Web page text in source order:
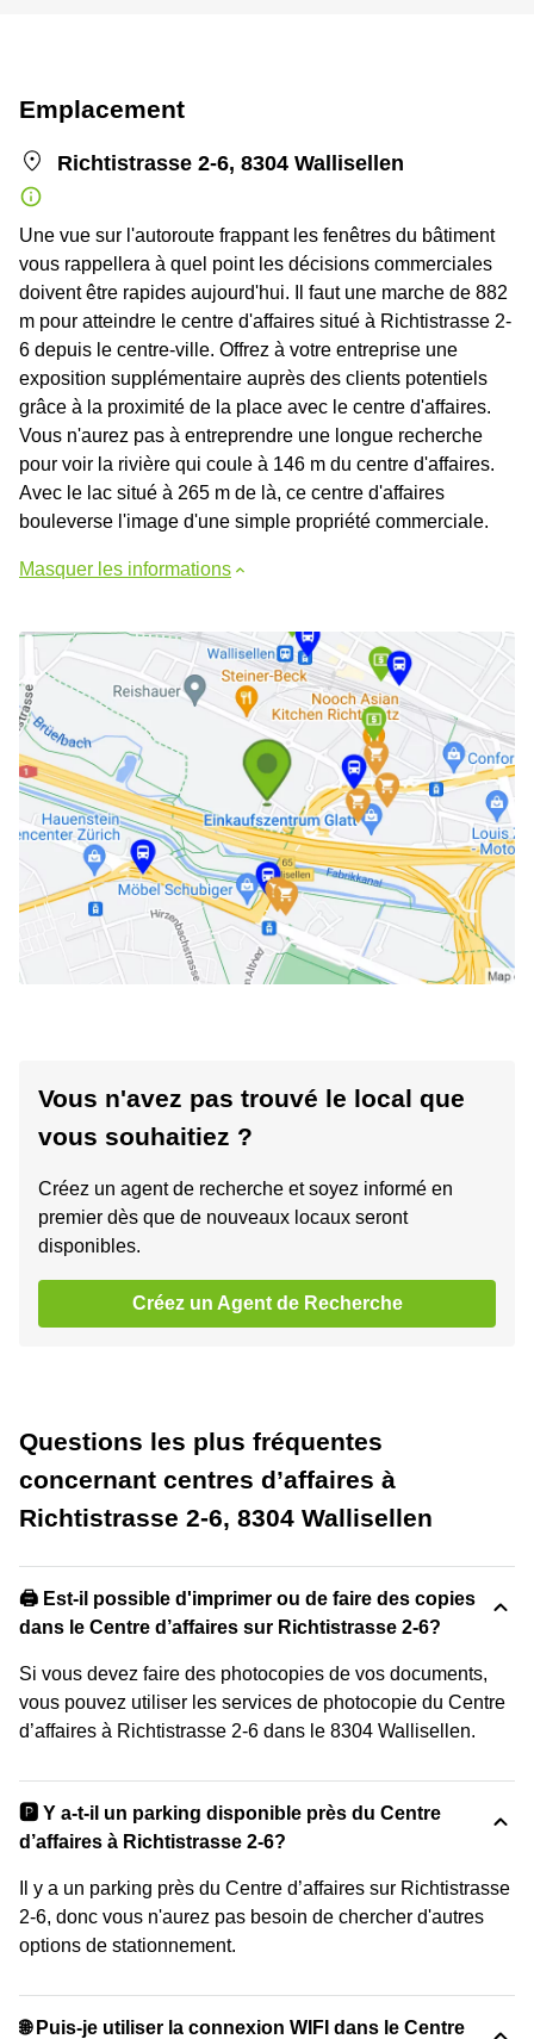
Emplacement
Richtistrasse 2-6, 8304 Wallisellen
Une vue sur l'autoroute frappant les fenêtres du bâtiment
vous rappellera à quel point les décisions commerciales
doivent être rapides aujourd'hui. Il faut une marche de 882
m pour atteindre le centre d'affaires situé à Richtistrasse 2-
6 depuis le centre-ville. Offrez à votre entreprise une
exposition supplémentaire auprès des clients potentiels
grâce à la proximité de la place avec le centre d'affaires.
Vous n'aurez pas à entreprendre une longue recherche
pour voir la rivière qui coule à 146 m du centre d'affaires.
Avec le lac situé à 265 m de là, ce centre d'affaires
bouleverse l'image d'une simple propriété commerciale.
Masquer les informations
Vous n'avez pas trouvé le local que
vous souhaitiez ?
Créez un agent de recherche et soyez informé en
premier dès que de nouveaux locaux seront
disponibles.
Créez un Agent de Recherche
Questions les plus fréquentes
concernant centres d’affaires à
Richtistrasse 2-6, 8304 Wallisellen
🖨️ Est-il possible d'imprimer ou de faire des copies
dans le Centre d’affaires sur Richtistrasse 2-6?
Si vous devez faire des photocopies de vos documents,
vous pouvez utiliser les services de photocopie du Centre
d’affaires à Richtistrasse 2-6 dans le 8304 Wallisellen.
🅿️ Y a-t-il un parking disponible près du Centre
d’affaires à Richtistrasse 2-6?
Il y a un parking près du Centre d’affaires sur Richtistrasse
2-6, donc vous n'aurez pas besoin de chercher d'autres
options de stationnement.
🌐 Puis-je utiliser la connexion WIFI dans le Centre